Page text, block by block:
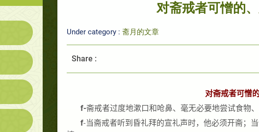
对斋戒者可憎的
Under category : 斋月的文章
Share :
对斋戒者可憎
f-斋戒者过度地漱口和呛鼻、毫无必要地尝试食物
f-当斋戒者听到昏礼拜的宣礼声时，他必须开斋；